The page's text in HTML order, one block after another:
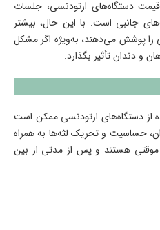
دستگاه‌های ارتودنسی، جلسات
جانبی است. با این حال، بیشتر
را پوشش می‌دهند، به‌ویژه اگر مشکل
و دندان تأثیر بگذارد.
از دستگاه‌های ارتودنسی ممکن است
حساسیت و تحریک لثه‌ها به همراه
موقتی هستند و پس از مدتی از بین